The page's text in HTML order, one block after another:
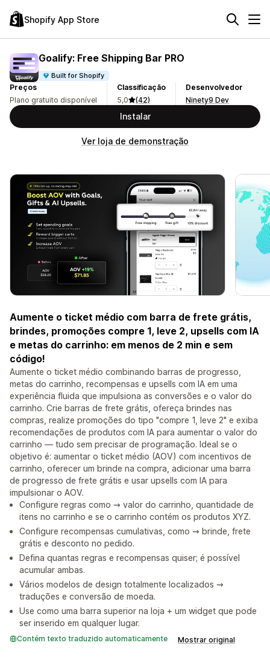
Shopify App Store
Goalify: Free Shipping Bar PRO
Built for Shopify
Preços
Plano gratuito disponível
Classificação
5,0
(42)
Desenvolvedor
Ninety9 Dev
Instalar
Ver loja de demonstração
Aumente o ticket médio com barra de frete grátis,
brindes, promoções compre 1, leve 2, upsells com IA
e metas do carrinho: em menos de 2 min e sem
código!
Aumente o ticket médio combinando barras de progresso,
metas do carrinho, recompensas e upsells com IA em uma
experiência fluida que impulsiona as conversões e o valor do
carrinho. Crie barras de frete grátis, ofereça brindes nas
compras, realize promoções do tipo "compre 1, leve 2" e exiba
recomendações de produtos com IA para aumentar o valor do
carrinho — tudo sem precisar de programação. Ideal se o
objetivo é: aumentar o ticket médio (AOV) com incentivos de
carrinho, oferecer um brinde na compra, adicionar uma barra
de progresso de frete grátis e usar upsells com IA para
impulsionar o AOV.
Configure regras como ⇝ valor do carrinho, quantidade de
itens no carrinho e se o carrinho contém os produtos XYZ.
Configure recompensas cumulativas, como ⇝ brinde, frete
grátis e desconto no pedido.
Defina quantas regras e recompensas quiser; é possível
acumular ambas.
Vários modelos de design totalmente localizados ⇝
traduções e conversão de moeda.
Use como uma barra superior na loja + um widget que pode
ser inserido em qualquer lugar.
Contém texto traduzido automaticamente Mostrar original